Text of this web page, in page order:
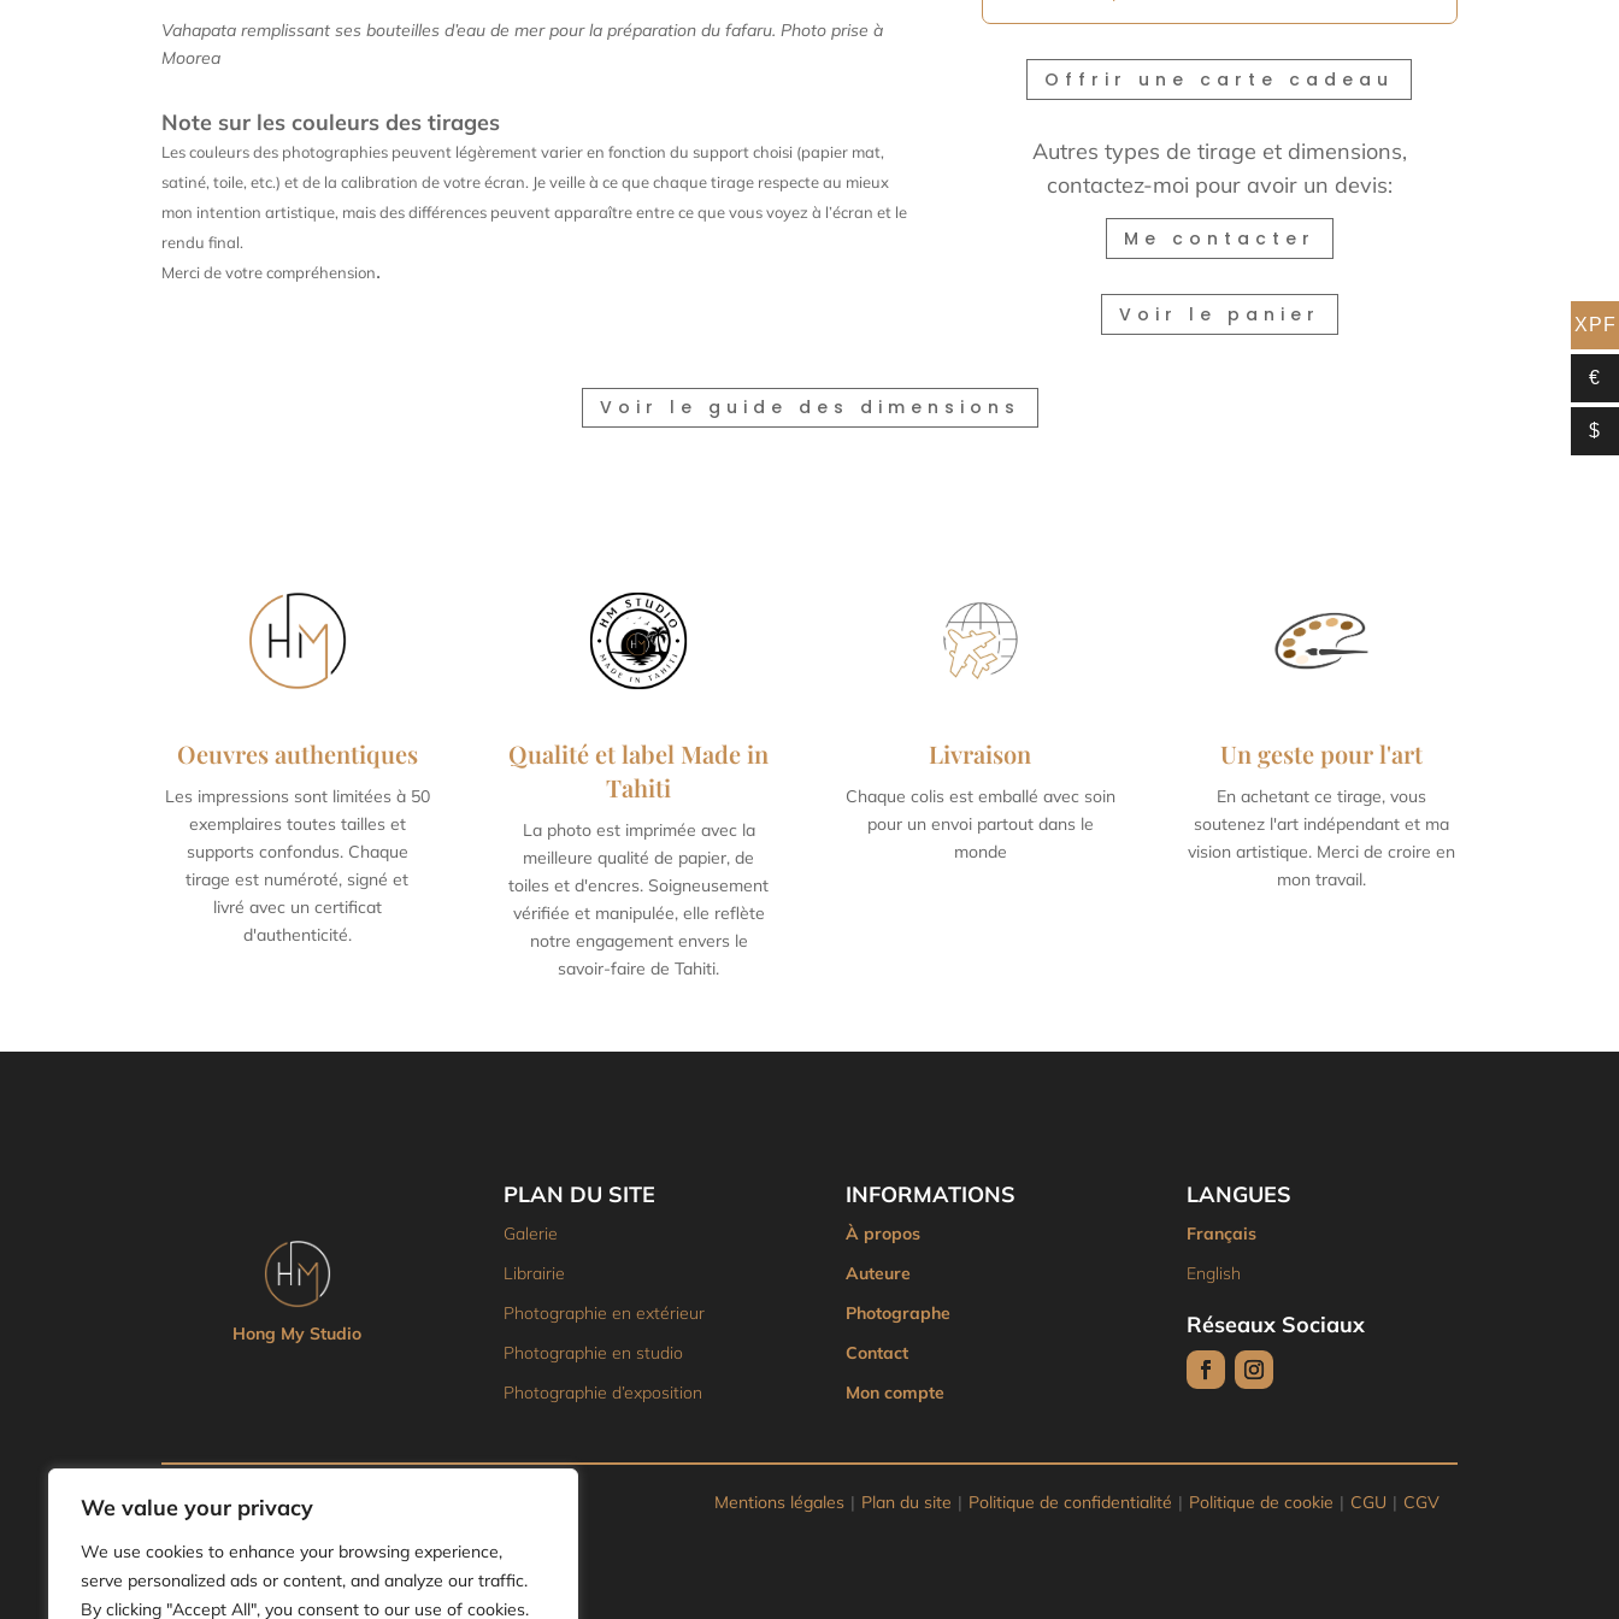
We value your privacy
We use cookies to enhance your browsing experience,
serve personalized ads or content, and analyze our traffic.
By clicking "Accept All", you consent to our use of cookies.
Vahapata remplissant ses bouteilles d’eau de mer pour la préparation du fafaru. Photo prise à
Moorea
Note sur les couleurs des tirages
Les couleurs des photographies peuvent légèrement varier en fonction du support choisi (papier mat,
satiné, toile, etc.) et de la calibration de votre écran. Je veille à ce que chaque tirage respecte au mieux
mon intention artistique, mais des différences peuvent apparaître entre ce que vous voyez à l’écran et le
rendu final.
Merci de votre compréhension.
Offrir une carte cadeau
Autres types de tirage et dimensions,
contactez-moi pour avoir un devis:
Me contacter
Voir le panier
30 x 45 cm / 11,8 x 17,7
inch
40 x 60 cm / 15,7 x 23,6
inch
50 x 75 cm / 19,6 x 29,5
inch
60 x 90 cm / 23,6 x 35,4
inch
Voir le guide des dimensions
Oeuvres authentiques
Les impressions sont limitées à 50
exemplaires toutes tailles et
supports confondus. Chaque
tirage est numéroté, signé et
livré avec un certificat
d'authenticité.
Qualité et label Made in
Tahiti
La photo est imprimée avec la
meilleure qualité de papier, de
toiles et d'encres. Soigneusement
vérifiée et manipulée, elle reflète
notre engagement envers le
savoir-faire de Tahiti.
Livraison
Chaque colis est emballé avec soin
pour un envoi partout dans le
monde
Un geste pour l'art
En achetant ce tirage, vous
soutenez l'art indépendant et ma
vision artistique. Merci de croire en
mon travail.
Hong My Studio
PLAN DU SITE
Galerie
Librairie
Photographie en extérieur
Photographie en studio
Photographie d’exposition
INFORMATIONS
À propos
Auteure
Photographe
Contact
Mon compte
LANGUES
Français
English
Réseaux Sociaux
© 2025 MH Studio. Tous droits réservés. Mentions légales | Plan du site | Politique de confidentialité | Politique de cookie | CGU | CGV
XPF
€
$